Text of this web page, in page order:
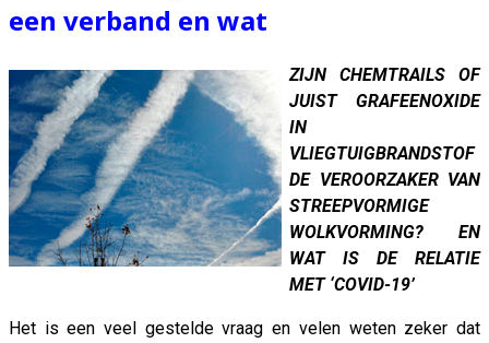
een verband en wat
ZIJN CHEMTRAILS OF
JUIST GRAFEENOXIDE
IN
VLIEGTUIGBRANDSTOF
DE VEROORZAKER VAN
STREEPVORMIGE
WOLKVORMING? EN
WAT IS DE RELATIE
MET ‘COVID-19’
Het is een veel gestelde vraag en velen weten zeker dat